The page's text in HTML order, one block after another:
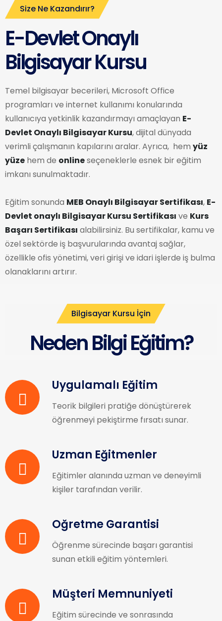
Size Ne Kazandırır?
E-Devlet Onaylı
Bilgisayar Kursu
Temel bilgisayar becerileri, Microsoft Office
programları ve internet kullanımı konularında
kullanıcıya yetkinlik kazandırmayı amaçlayan E-
Devlet Onaylı Bilgisayar Kursu, dijital dünyada
verimli çalışmanın kapılarını aralar. Ayrıca, hem yüz
yüze hem de onlineseçeneklerle esnek bir eğitim
imkanı sunulmaktadır.
Eğitim sonunda MEB Onaylı Bilgisayar Sertifikası, E-
Devlet onaylı Bilgisayar Kursu Sertifikası ve Kurs
Başarı Sertifikası alabilirsiniz. Bu sertifikalar, kamu ve
özel sektörde iş başvurularında avantaj sağlar,
özellikle ofis yönetimi, veri girişi ve idari işlerde iş bulma
olanaklarını artırır.
Bilgisayar Kursu İçin
Neden Bilgi Eğitim?
Uygulamalı Eğitim
Teorik bilgileri pratiğe dönüştürerek
öğrenmeyi pekiştirme fırsatı sunar.
Uzman Eğitmenler
Eğitimler alanında uzman ve deneyimli
kişiler tarafından verilir.
Öğretme Garantisi
Öğrenme sürecinde başarı garantisi
sunan etkili eğitim yöntemleri.
Müşteri Memnuniyeti
Eğitim sürecinde ve sonrasında